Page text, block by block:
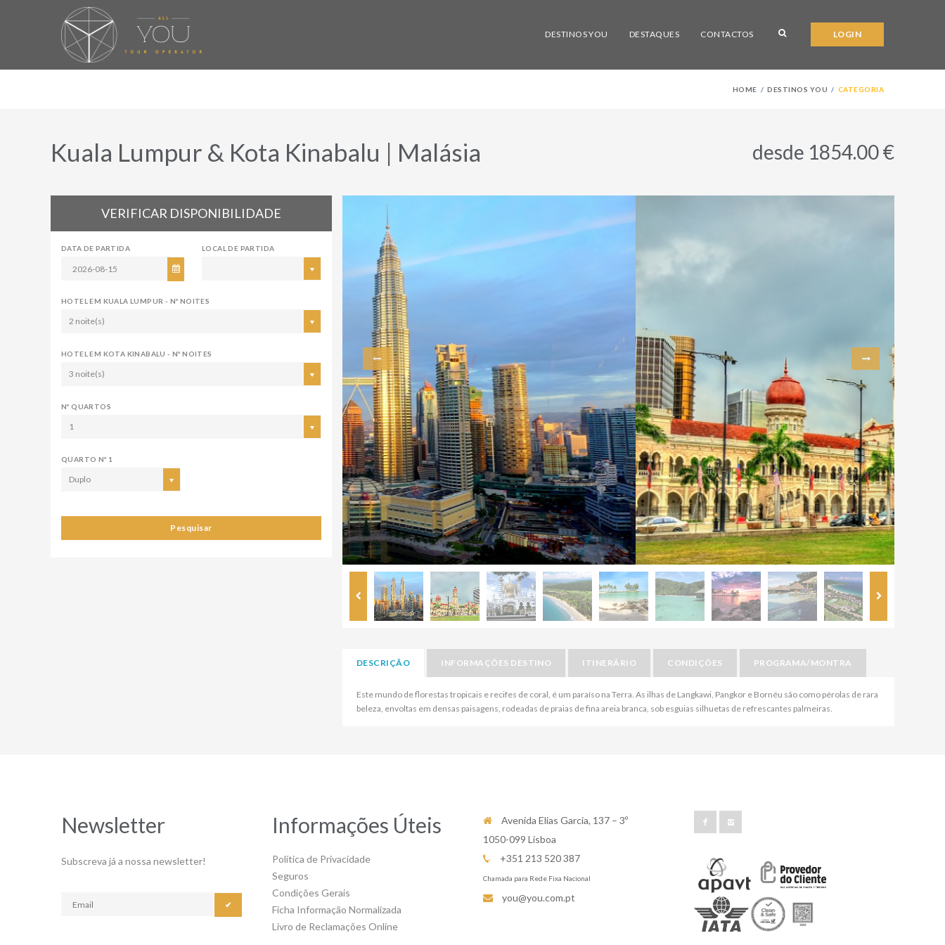
DESTINOS YOU DESTAQUES CONTACTOS LOGIN
HOME DESTINOS YOU CATEGORIA
Kuala Lumpur & Kota Kinabalu | Malásia desde 1854.00 €
VERIFICAR DISPONIBILIDADE
DATA DE PARTIDA LOCAL DE PARTIDA
HOTEL EM KUALA LUMPUR - Nº NOITES
2 noite(s)
HOTEL EM KOTA KINABALU - Nº NOITES
3 noite(s)
Nº QUARTOS
1
QUARTO Nº 1
Duplo
Pesquisar
DESCRIÇÃO INFORMAÇÕES DESTINO ITINERÁRIO CONDIÇÕES PROGRAMA/MONTRA
Este mundo de florestas tropicais e recifes de coral, é um paraíso na Terra. As ilhas de Langkawi, Pangkor e Bornéu são como pérolas de rara
beleza, envoltas em densas paisagens, rodeadas de praias de fina areia branca, sob esguias silhuetas de refrescantes palmeiras.
Newsletter
Subscreva já a nossa newsletter!
✔
Informações Úteis
Política de Privacidade
Seguros
Condições Gerais
Ficha Informação Normalizada
Livro de Reclamações Online
Avenida Elias Garcia, 137 – 3º
1050-099 Lisboa
+351 213 520 387
Chamada para Rede Fixa Nacional
you@you.com.pt